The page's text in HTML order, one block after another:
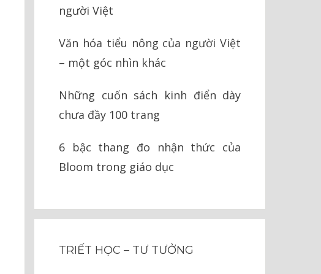
người Việt
Văn hóa tiểu nông của người Việt
– một góc nhìn khác
Những cuốn sách kinh điển dày
chưa đầy 100 trang
6 bậc thang đo nhận thức của
Bloom trong giáo dục
TRIẾT HỌC – TƯ TƯỞNG